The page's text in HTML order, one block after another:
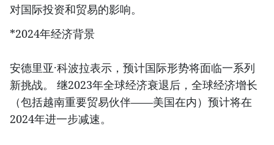
对国际投资和贸易的影响。
*2024年经济背景
安德里亚·科波拉表示，预计国际形势将面临一系列
新挑战。 继2023年全球经济衰退后，全球经济增长
（包括越南重要贸易伙伴——美国在内）预计将在
2024年进一步减速。